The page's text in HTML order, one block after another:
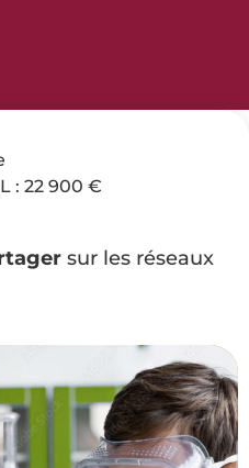
: 22 900 €
sur les réseaux